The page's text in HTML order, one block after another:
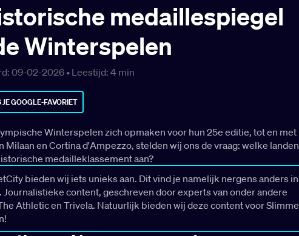
medaillespiegel
Winterspelen
09-02-2026 • Leestijd: 4min
GOOGLE-FAVORIET
Winterspelen zich opmaken voor hun 25e editie, tot en met
Milaan en Cortina d'Ampezzo, stelden wij ons de vraag: welke landen
medailleklassement aan?
bieden wij iets unieks aan. Dit vind je namelijk nergens anders in
Journalistieke content, geschreven door experts van onder andere
Athletic en Trivela. Natuurlijk bieden wij deze content voor Slimme